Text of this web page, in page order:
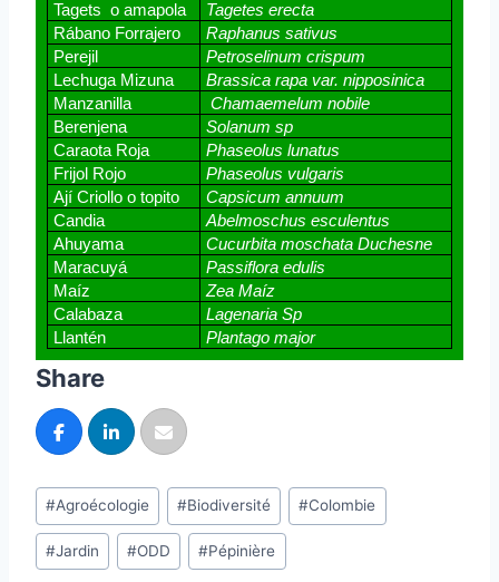
Tagets  o amapola
Tagetes erecta
Rábano Forrajero
Raphanus sativus
Perejil
Petroselinum crispum
Lechuga Mizuna
Brassica rapa var. nipposinica
Manzanilla
Chamaemelum nobile
Berenjena
Solanum sp
Caraota Roja
Phaseolus lunatus
Frijol Rojo
Phaseolus vulgaris
Ají Criollo o topito
Capsicum annuum
Candia
Abelmoschus esculentus
Ahuyama
Cucurbita moschata Duchesne
Maracuyá
Passiflora edulis
Maíz
Zea Maíz
Calabaza
Lagenaria Sp
Llantén
Plantago major
Share
#Agroécologie #Biodiversité #Colombie
#Jardin #ODD #Pépinière